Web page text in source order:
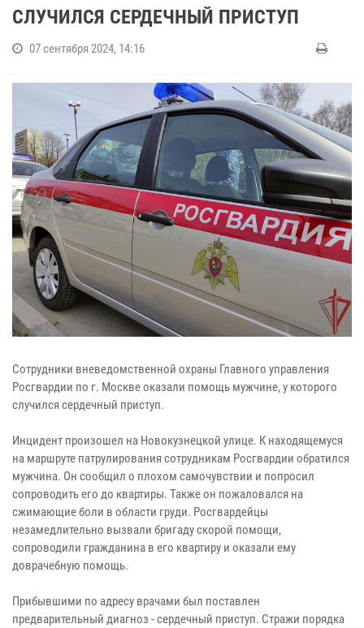
СЛУЧИЛСЯ СЕРДЕЧНЫЙ ПРИСТУП
07 сентября 2024, 14:16
Сотрудники вневедомственной охраны Главного управления
Росгвардии по г. Москве оказали помощь мужчине, у которого
случился сердечный приступ.
Инцидент произошел на Новокузнецкой улице. К находящемуся
на маршруте патрулирования сотрудникам Росгвардии обратился
мужчина. Он сообщил о плохом самочувствии и попросил
сопроводить его до квартиры. Также он пожаловался на
сжимающие боли в области груди. Росгвардейцы
незамедлительно вызвали бригаду скорой помощи,
сопроводили гражданина в его квартиру и оказали ему
доврачебную помощь.
Прибывшими по адресу врачами был поставлен
предварительный диагноз - сердечный приступ. Стражи порядка